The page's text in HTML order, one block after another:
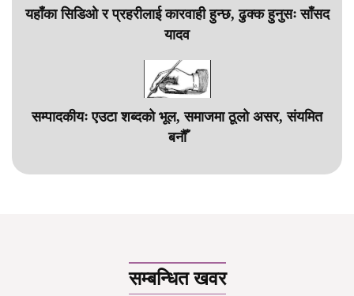
यहाँका सिडिओ र प्रहरीलाई कारवाही हुन्छ, ढुक्क हुनुसः साँसद
यादव
सम्पादकीयः एउटा शब्दको भूल, समाजमा ठूलो असर, संयमित
बनौँ
सम्बन्धित खवर